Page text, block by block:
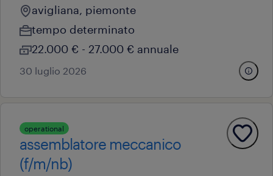
avigliana, piemonte
tempo determinato
22.000 € - 27.000 € annuale
30 luglio 2026
operational
assemblatore meccanico
(f/m/nb)